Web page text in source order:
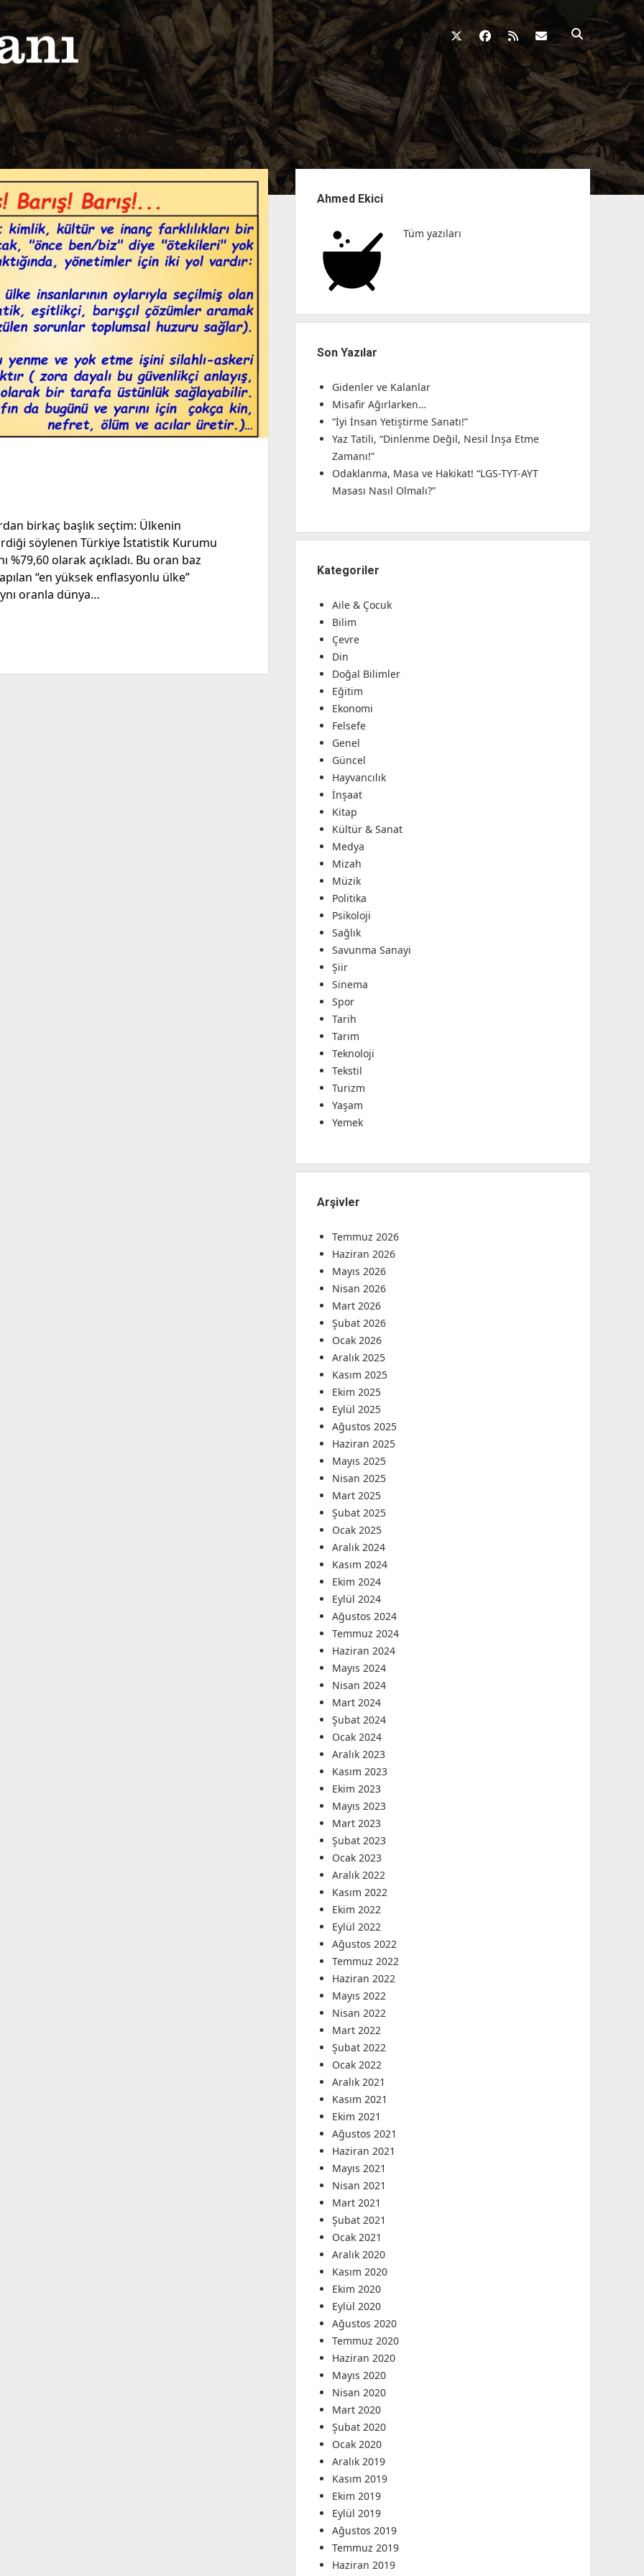
twitterfacebook
rss
birkaç başlık seçtim: Ülkenin
söylenen Türkiye İstatistik Kurumu
%79,60 olarak açıkladı. Bu oran baz
“en yüksek enflasyonlu ülke”
oranla dünya…
MenüAhmed Ekici
Tüm yazıları
Son Yazılar
Gidenler ve Kalanlar
Misafir Ağırlarken…
“İyi İnsan Yetiştirme Sanatı!”
Yaz Tatili, “Dinlenme Değil, Nesil İnşa Etme
Zamanı!”
Odaklanma, Masa ve Hakikat! “LGS-TYT-AYT
Masası Nasıl Olmalı?”
Kategoriler
Aile & Çocuk
Bilim
Çevre
Din
Doğal Bilimler
Eğitim
Ekonomi
Felsefe
Genel
Güncel
Hayvancılık
İnşaat
Kitap
Kültür & Sanat
Medya
Mizah
Müzik
Politika
Psikoloji
Sağlık
Savunma Sanayi
Şiir
Sinema
Spor
Tarih
Tarım
Teknoloji
Tekstil
Turizm
Yaşam
Yemek
Arşivler
Temmuz 2026
Haziran 2026
Mayıs 2026
Nisan 2026
Mart 2026
Şubat 2026
Ocak 2026
Aralık 2025
Kasım 2025
Ekim 2025
Eylül 2025
Ağustos 2025
Haziran 2025
Mayıs 2025
Nisan 2025
Mart 2025
Şubat 2025
Ocak 2025
Aralık 2024
Kasım 2024
Ekim 2024
Eylül 2024
Ağustos 2024
Temmuz 2024
Haziran 2024
Mayıs 2024
Nisan 2024
Mart 2024
Şubat 2024
Ocak 2024
Aralık 2023
Kasım 2023
Ekim 2023
Mayıs 2023
Mart 2023
Şubat 2023
Ocak 2023
Aralık 2022
Kasım 2022
Ekim 2022
Eylül 2022
Ağustos 2022
Temmuz 2022
Haziran 2022
Mayıs 2022
Nisan 2022
Mart 2022
Şubat 2022
Ocak 2022
Aralık 2021
Kasım 2021
Ekim 2021
Ağustos 2021
Haziran 2021
Mayıs 2021
Nisan 2021
Mart 2021
Şubat 2021
Ocak 2021
Aralık 2020
Kasım 2020
Ekim 2020
Eylül 2020
Ağustos 2020
Temmuz 2020
Haziran 2020
Mayıs 2020
Nisan 2020
Mart 2020
Şubat 2020
Ocak 2020
Aralık 2019
Kasım 2019
Ekim 2019
Eylül 2019
Ağustos 2019
Temmuz 2019
Haziran 2019